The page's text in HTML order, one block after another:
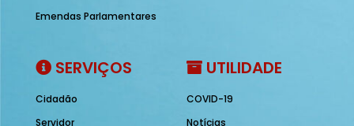
Emendas Parlamentares
SERVIÇOS
Cidadão
Servidor
UTILIDADE
COVID-19
Notícias